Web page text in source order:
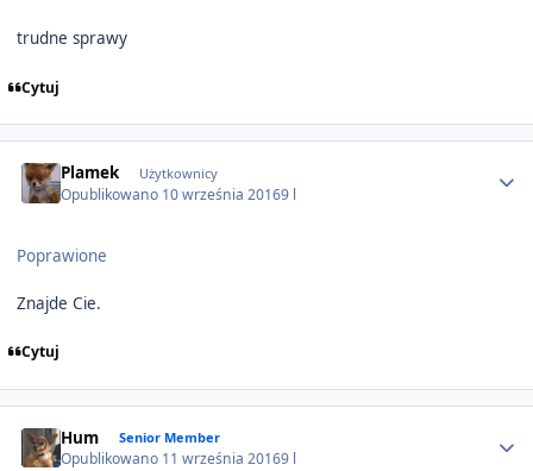
trudne sprawy
Cytuj
Plamek Użytkownicy
Opublikowano 10 września 20169 l
Poprawione
Znajde Cie.
Cytuj
Hum Senior Member
Opublikowano 11 września 20169 l